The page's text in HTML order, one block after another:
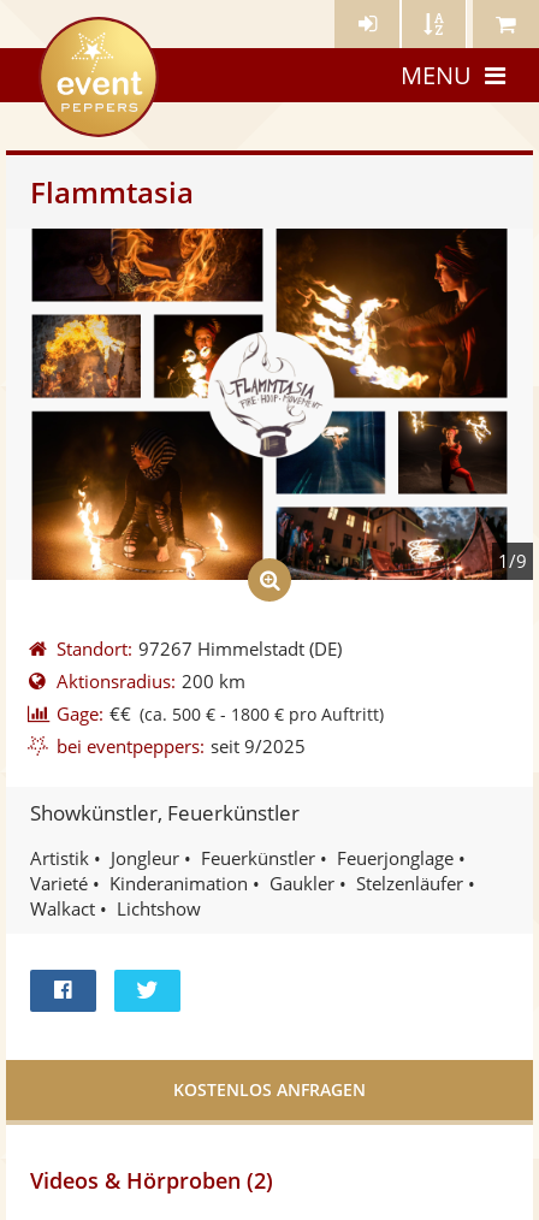
Künstler- Künstler Meine
eventpeppers
MENU
Flammtasia
1/9
Standort: 97267 Himmelstadt (DE)
Aktionsradius: 200 km
Gage: €€ (ca. 500 € - 1800 € pro Auftritt)
bei eventpeppers: seit 9/2025
Showkünstler, Feuerkünstler
Artistik Jongleur Feuerkünstler
Feuerjonglage
Varieté
Kinderanimation Gaukler
Stelzenläufer
Walkact
Lichtshow
Facebook
Videos & Hörproben (2)